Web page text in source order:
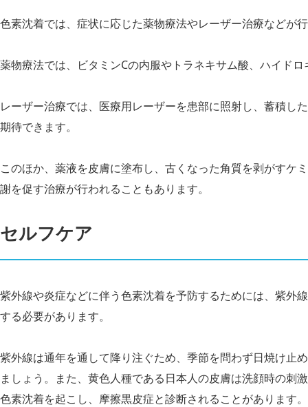
色素沈着では、症状に応じた薬物療法やレーザー治療などが
薬物療法では、ビタミンCの内服やトラネキサム酸、ハイド
レーザー治療では、医療用レーザーを患部に照射し、蓄積し
期待できます。
このほか、薬液を皮膚に塗布し、古くなった角質を剥がすケ
謝を促す治療が行われることもあります。
セルフケア
紫外線や炎症などに伴う色素沈着を予防するためには、紫外
する必要があります。
紫外線は通年を通して降り注ぐため、季節を問わず日焼け止
ましょう。また、黄色人種である日本人の皮膚は洗顔時の刺
色素沈着を起こし、摩擦黒皮症と診断されることがあります